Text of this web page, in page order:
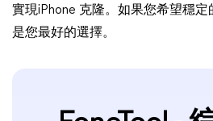
實現iPhone 克隆。如果您希望穩定
是您最好的選擇。